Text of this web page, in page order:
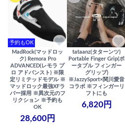
予約もOK
MadRock(マッドロッ
ク) Remora Pro
ADVANCED(レモラ プ
ロ アドバンスト) ※限
定リミテッドモデル ※
マッドロック最強XFラ
バー採用 ※異次元のフ
リクション ※予約も
OK
28,600円
tataanz(タターンツ)
Portable Finger Grip(ポ
ータブル フィンガー
グリップ)
※JazzySport×関川愛音
コラボ ※フィンガーリ
フトにも
6,820円